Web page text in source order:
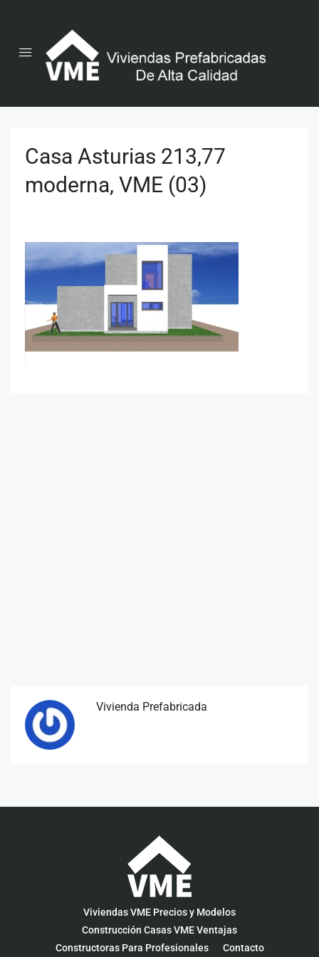
Casa Asturias 213,77
moderna, VME (03)
Vivienda Prefabricada
Viviendas VME Precios y Modelos
Construcción Casas VME Ventajas
Constructoras Para Profesionales
Contacto